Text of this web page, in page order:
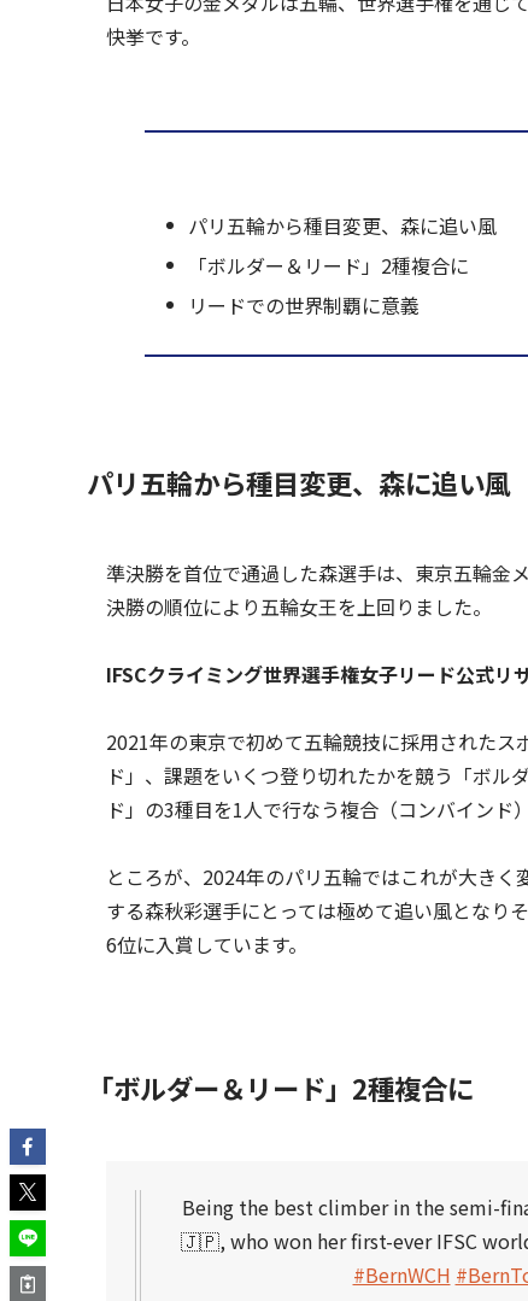
快挙です。
パリ五輪から種目変更、森に追い風
「ボルダー＆リード」2種複合に
リードでの世界制覇に意義
パリ五輪から種目変更、森に追い風
準決勝を首位で通過した森選手は、東京五輪金
決勝の順位により五輪女王を上回りました。
IFSCクライミング世界選手権女子リード公式リ
2021年の東京で初めて五輪競技に採用された
ド」、課題をいくつ登り切れたかを競う「ボル
ド」の3種目を1人で行なう複合（コンバインド
ところが、2024年のパリ五輪ではこれが大き
する森秋彩選手にとっては極めて追い風となり
6位に入賞しています。
「ボルダー＆リード」2種複合に
Being the best climber in the semi-
🇯🇵, who won her first-ever IFSC
#BernWCH